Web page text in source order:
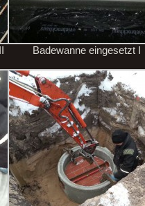
Badewanne eingesetzt I